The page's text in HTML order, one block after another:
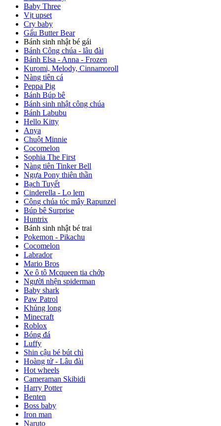
Baby Three
Vịt upset
Cry baby
Gấu Butter Bear
Bánh sinh nhật bé gái
Bánh Công chúa - lâu đài
Bánh Elsa - Anna - Frozen
Kuromi, Melody, Cinnamoroll
Nàng tiên cá
Peppa Pig
Bánh Búp bê
Bánh sinh nhật công chúa
Bánh Labubu
Hello Kitty
Anya
Chuột Minnie
Cocomelon
Sophia The First
Nàng tiên Tinker Bell
Ngựa Pony thiên thần
Bạch Tuyết
Cinderella - Lọ lem
Công chúa tóc mây Rapunzel
Búp bê Surprise
Huntrix
Bánh sinh nhật bé trai
Pokemon - Pikachu
Cocomelon
Labrador
Mario Bros
Xe ô tô Mcqueen tia chớp
Người nhện spiderman
Baby shark
Paw Patrol
Khủng long
Minecraft
Roblox
Bóng đá
Luffy
Shin cậu bé bút chì
Hoàng tử - Lâu đài
Hot wheels
Cameraman Skibidi
Harry Potter
Benten
Boss baby
Iron man
Naruto